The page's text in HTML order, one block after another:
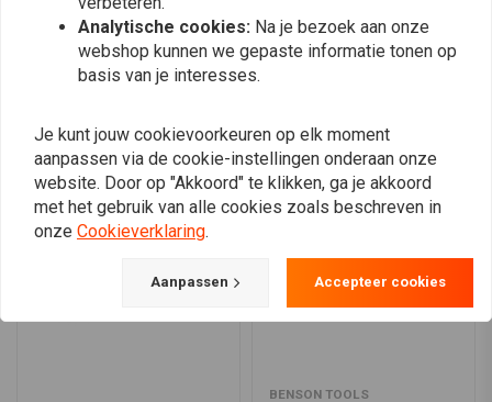
BENSON TOOLS
Analytische cookies: Na je bezoek aan onze
webshop kunnen we gepaste informatie tonen op
basis van je interesses.
Je kunt jouw cookievoorkeuren op elk moment
aanpassen via de cookie-instellingen onderaan onze
website. Door op "Akkoord" te klikken, ga je akkoord
met het gebruik van alle cookies zoals beschreven in
onze Cookieverklaring.
Aanpassen Accepteer cookies